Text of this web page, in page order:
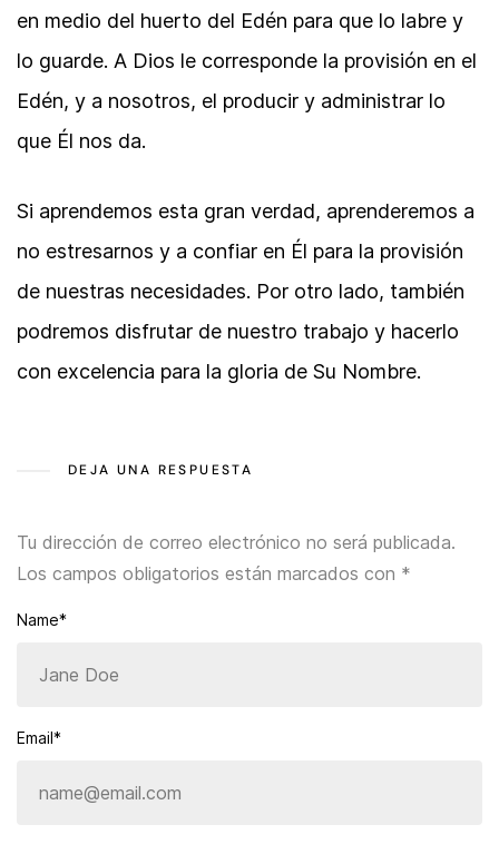
en medio del huerto del Edén para que lo labre y
lo guarde. A Dios le corresponde la provisión en el
Edén, y a nosotros, el producir y administrar lo
que Él nos da.
Si aprendemos esta gran verdad, aprenderemos a
no estresarnos y a confiar en Él para la provisión
de nuestras necesidades. Por otro lado, también
podremos disfrutar de nuestro trabajo y hacerlo
con excelencia para la gloria de Su Nombre.
DEJA UNA RESPUESTA
Tu dirección de correo electrónico no será publicada.
Los campos obligatorios están marcados con *
Name*
Email*